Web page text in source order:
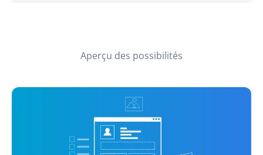
Aperçu des possibilités